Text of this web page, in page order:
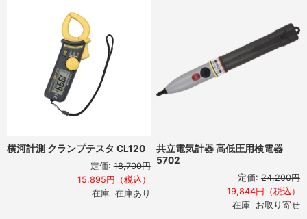
横河計測 クランプテスタ CL120
定価: 18,700円
15,895円（税込）
在庫 在庫あり
共立電気計器 高低圧用検電器
5702
定価: 24,200円
19,844円（税込）
在庫 お取り寄せ